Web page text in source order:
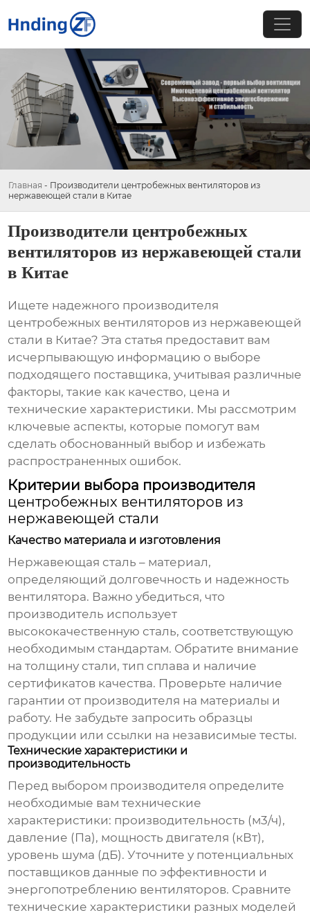
Главная - Производители центробежных вентиляторов из
нержавеющей стали в Китае
Производители центробежных
вентиляторов из нержавеющей стали
в Китае
Ищете надежного производителя
центробежных вентиляторов из нержавеющей
стали в Китае? Эта статья предоставит вам
исчерпывающую информацию о выборе
подходящего поставщика, учитывая различные
факторы, такие как качество, цена и
технические характеристики. Мы рассмотрим
ключевые аспекты, которые помогут вам
сделать обоснованный выбор и избежать
распространенных ошибок.
Критерии выбора производителя
центробежных вентиляторов из
нержавеющей стали
Качество материала и изготовления
Нержавеющая сталь – материал,
определяющий долговечность и надежность
вентилятора. Важно убедиться, что
производитель использует
высококачественную сталь, соответствующую
необходимым стандартам. Обратите внимание
на толщину стали, тип сплава и наличие
сертификатов качества. Проверьте наличие
гарантии от производителя на материалы и
работу. Не забудьте запросить образцы
продукции или ссылки на независимые тесты.
Технические характеристики и
производительность
Перед выбором производителя определите
необходимые вам технические
характеристики: производительность (м3/ч),
давление (Па), мощность двигателя (кВт),
уровень шума (дБ). Уточните у потенциальных
поставщиков данные по эффективности и
энергопотреблению вентиляторов. Сравните
технические характеристики разных моделей